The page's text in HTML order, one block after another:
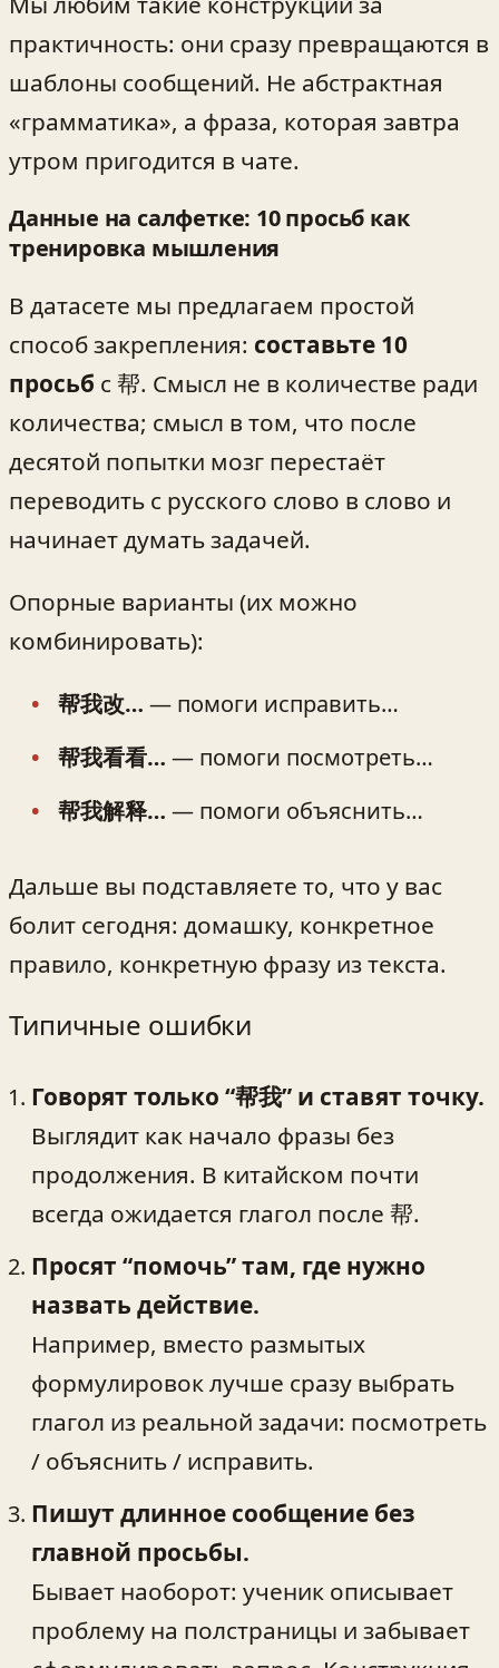
практичность: они сразу превращаются в
шаблоны сообщений. Не абстрактная
«грамматика», а фраза, которая завтра
утром пригодится в чате.
Данные на салфетке: 10 просьб как
тренировка мышления
В датасете мы предлагаем простой
способ закрепления: составьте 10
просьб с 帮. Смысл не в количестве ради
количества; смысл в том, что после
десятой попытки мозг перестаёт
переводить с русского слово в слово и
начинает думать задачей.
Опорные варианты (их можно
комбинировать):
帮我改… — помоги исправить…
帮我看看… — помоги посмотреть…
帮我解释… — помоги объяснить…
Дальше вы подставляете то, что у вас
болит сегодня: домашку, конкретное
правило, конкретную фразу из текста.
Типичные ошибки
Говорят только “帮我” и ставят точку.
Выглядит как начало фразы без
продолжения. В китайском почти
всегда ожидается глагол после 帮.
Просят “помочь” там, где нужно
назвать действие.
Например, вместо размытых
формулировок лучше сразу выбрать
глагол из реальной задачи: посмотреть
/ объяснить / исправить.
Пишут длинное сообщение без
главной просьбы.
Бывает наоборот: ученик описывает
проблему на полстраницы и забывает